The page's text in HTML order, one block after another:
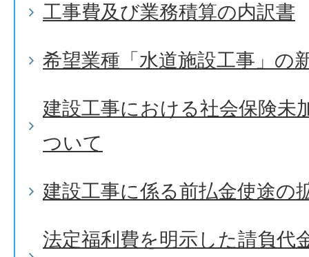
工事費及び業務積算の内訳書
希望業種「水道施設工事」の
建設工事における社会保険未
ついて
建設工事に係る前払金使途の
法定福利費を明示した請負代